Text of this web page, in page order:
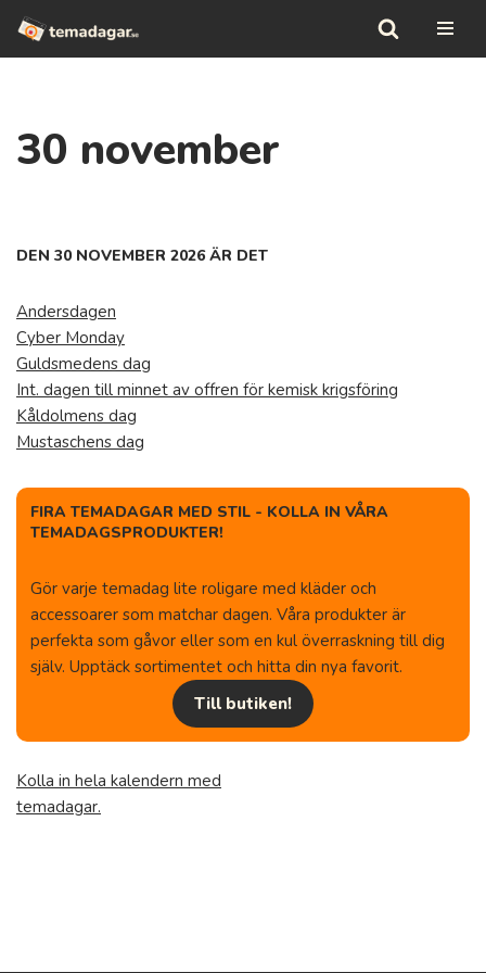
Hoppa
30 november
DEN 30 NOVEMBER 2026 ÄR DET
Andersdagen
Cyber Monday
Guldsmedens dag
Int. dagen till minnet av offren för kemisk krigsföring
Kåldolmens dag
Mustaschens dag
FIRA TEMADAGAR MED STIL - KOLLA IN VÅRA
TEMADAGSPRODUKTER!
Gör varje temadag lite roligare med kläder och
accessoarer som matchar dagen. Våra produkter är
perfekta som gåvor eller som en kul överraskning till dig
själv. Upptäck sortimentet och hitta din nya favorit.
Till butiken!
Kolla in hela kalendern med
temadagar.